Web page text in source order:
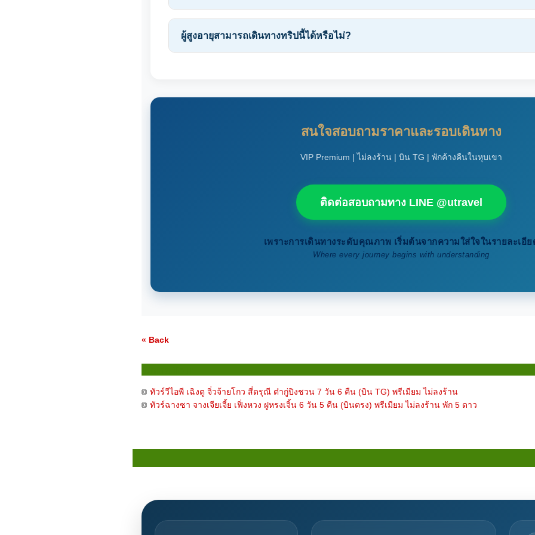
ผู้สูงอายุสามารถเดินทางทริปนี้ได้หรือไม่?
สนใจสอบถามราคาและรอบเดินทาง
VIP Premium | ไม่ลงร้าน | บิน TG | พักค้างคืนในหุบเขา
ติดต่อสอบถามทาง LINE @utravel
เพราะการเดินทางระดับคุณภาพ เริ่มต้นจากความใส่ใจในรายละเอีย
Where every journey begins with understanding
« Back
ทัวร์วีไอพี เฉิงตู จิ่วจ้ายโกว สี่ดรุณี ต๋ากู่ปิงชวน 7 วัน 6 คืน (บิน TG) พรีเมียม ไม่ลงร้าน
ทัวร์ฉางซา จางเจียเจี้ย เฟิ่งหวง ฝูหรงเจิ้น 6 วัน 5 คืน (บินตรง) พรีเมียม ไม่ลงร้าน พัก 5 ดาว